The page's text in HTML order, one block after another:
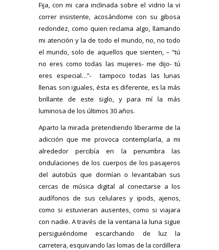
Fija, con mi cara inclinada sobre el vidrio la vi
correr insistente, acosándome con su gibosa
redondez, como quien reclama algo, llamando
mi atención y la de todo el mundo, no, no todo
el mundo, solo de aquellos que sienten, – “tú
no eres como todas las mujeres- me dijo- tú
eres especial…”- tampoco todas las lunas
llenas son iguales, ésta es diferente, es la más
brillante de este siglo, y para mí la más
luminosa de los últimos 30 años.
Aparto la mirada pretendiendo liberarme de la
adicción que me provoca contemplarla, a mi
alrededor percibía en la penumbra las
ondulaciones de los cuerpos de los pasajeros
del autobús que dormían o levantaban sus
cercas de música digital al conectarse a los
audífonos de sus celulares y ipods, ajenos,
como si estuvieran ausentes, como si viajara
con nadie. A través de la ventana la luna sigue
persiguiéndome escarchando de luz la
carretera, esquivando las lomas de la cordillera